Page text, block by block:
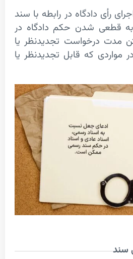
در رابطه با سند
حکم دادگاه در
تجدیدنظر یا
قابل تجدیدنظر یا